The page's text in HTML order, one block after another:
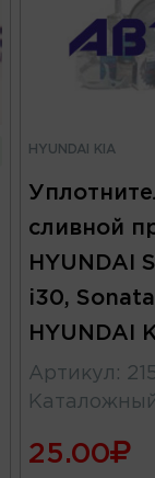
HYUNDAI KIA
сливной
HYUNDAI
i30,
HYUNDAI
Артикул :
25.00